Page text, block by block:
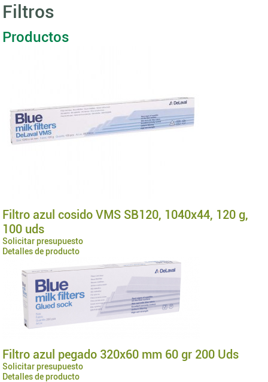
Filtros
Productos
Filtro azul cosido VMS SB120, 1040x44, 120 g,
100 uds
Solicitar presupuesto
Detalles de producto
Filtro azul pegado 320x60 mm 60 gr 200 Uds
Solicitar presupuesto
Detalles de producto